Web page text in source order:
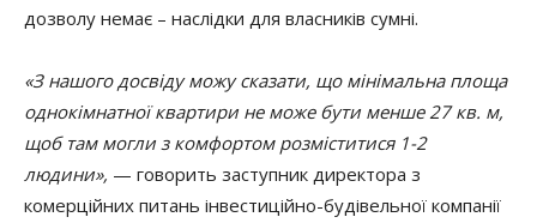
дозволу немає – наслідки для власників сумні.
«З нашого досвіду можу сказати, що мінімальна площа
однокімнатної квартири не може бути менше 27 кв. м,
щоб там могли з комфортом розміститися 1-2
людини», — говорить заступник директора з
комерційних питань інвестиційно-будівельної компанії